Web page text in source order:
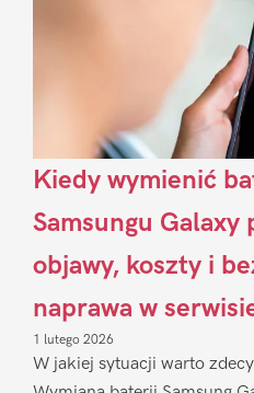
Kiedy wymienić
Samsungu Galaxy
objawy, koszty i
naprawa w
1 lutego 2026
W jakiej sytuacji warto